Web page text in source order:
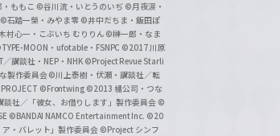
ももこ ©谷川流・いとうのいぢ ©月夜涙・
石踏一榮・みやま零 ©井中だちま・飯田ぽ
村心一・こぶいち むりりん ©榊一郎・なま
MOON・ufotable・FSNPC ©2017 川原
／講談社・NEP・NHK ©Project Revue Starli
製作委員会©川上泰樹・伏瀬・講談社／転
©Frontwing ©2013 橘公司・つな
談社／「彼女、お借りします」製作委員会 ©
©BANDAI NAMCO Entertainment Inc. ©20
・バレット」製作委員会 ©Project シンフ